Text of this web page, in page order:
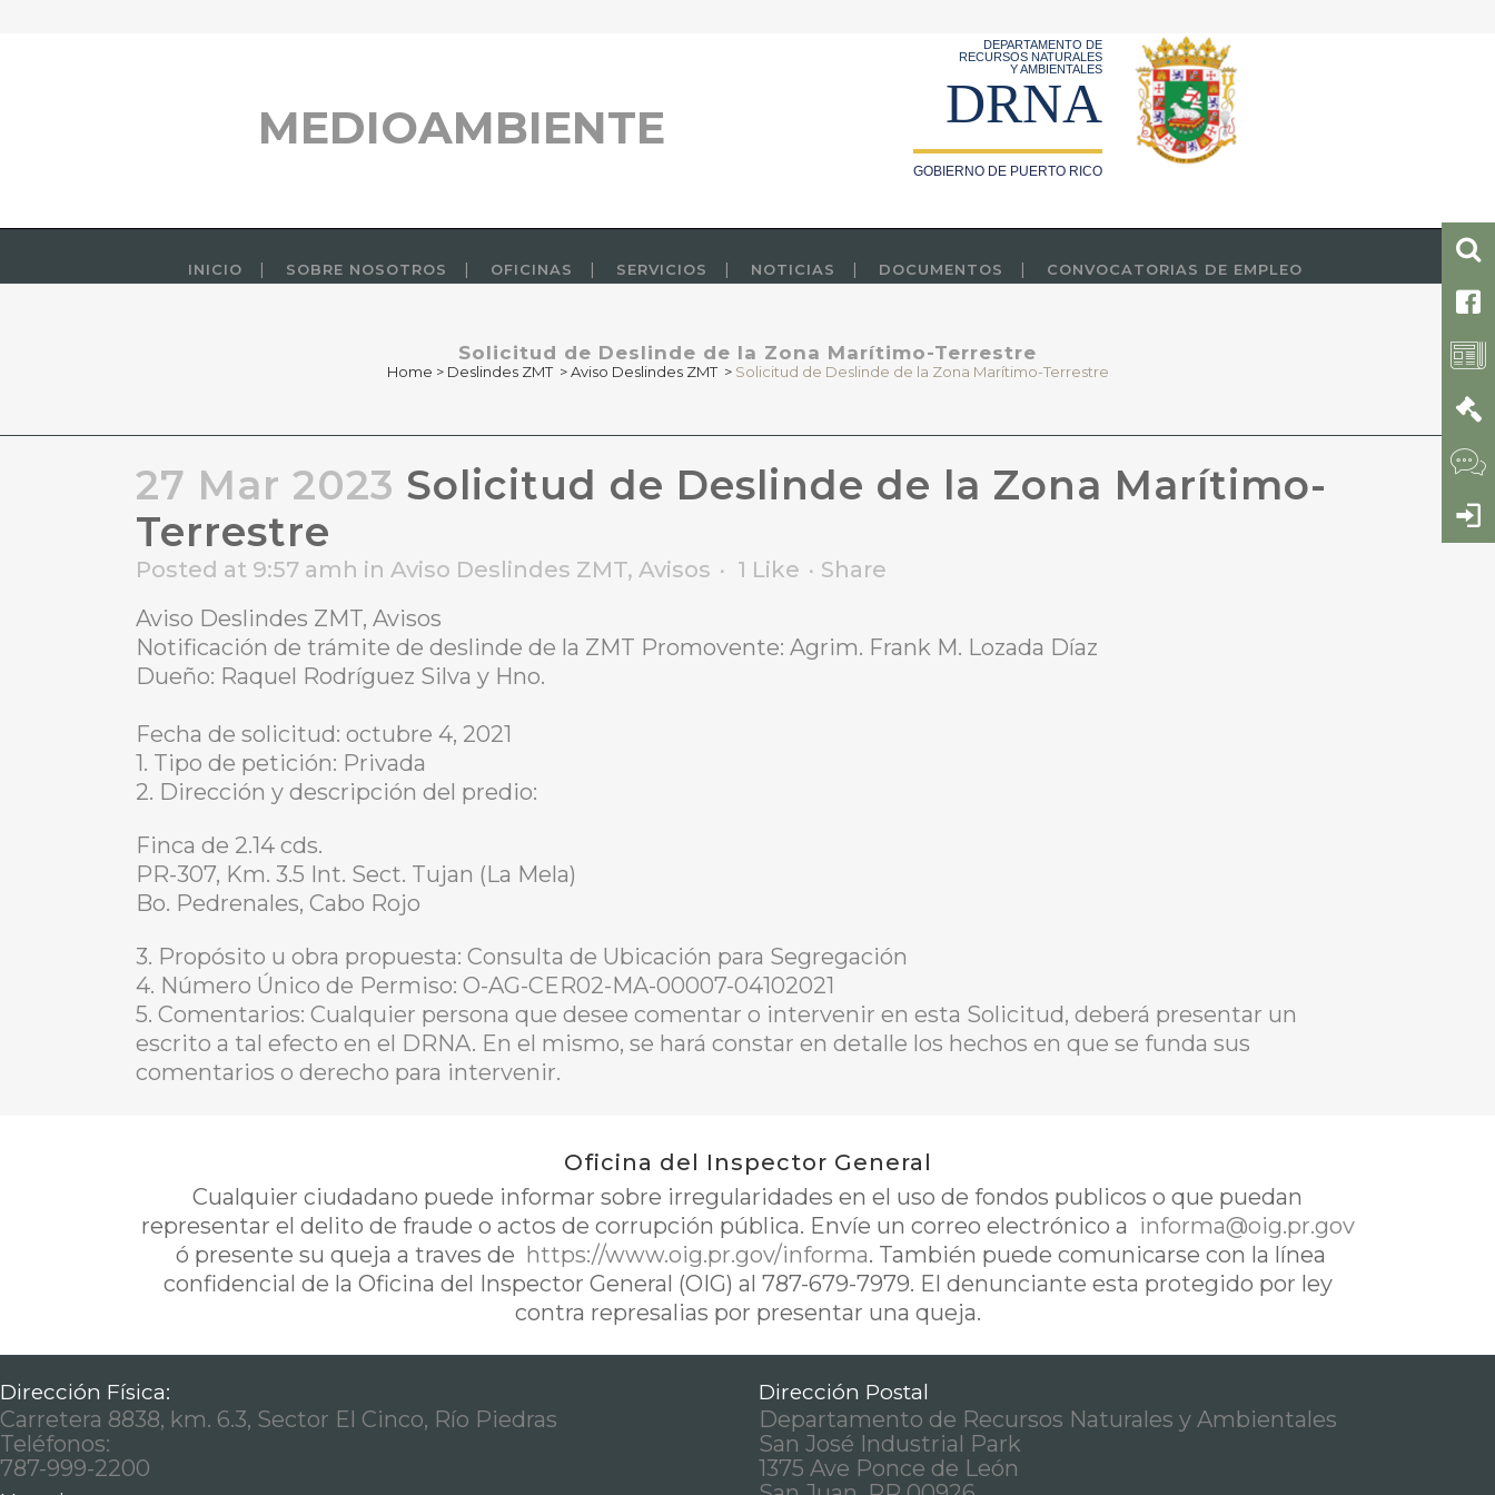
MEDIOAMBIENTE
DEPARTAMENTO DE
RECURSOS NATURALES
Y AMBIENTALES
DRNA
GOBIERNO DE PUERTO RICO
INICIO SOBRE NOSOTROS OFICINAS SERVICIOS NOTICIAS DOCUMENTOS CONVOCATORIAS DE EMPLEO
Solicitud de Deslinde de la Zona Marítimo-Terrestre
Home > Deslindes ZMT >Aviso Deslindes ZMT > Solicitud de Deslinde de la Zona Marítimo-Terrestre
27 Mar 2023 Solicitud de Deslinde de la Zona Marítimo-
Terrestre
Posted at 9:57 amh in Aviso Deslindes ZMT, Avisos 1 Like
Share
Aviso Deslindes ZMT, Avisos
Notificación de trámite de deslinde de la ZMT Promovente: Agrim. Frank M. Lozada Díaz
Dueño: Raquel Rodríguez Silva y Hno.
Fecha de solicitud: octubre 4, 2021
1. Tipo de petición: Privada
2. Dirección y descripción del predio:
Finca de 2.14 cds.
PR-307, Km. 3.5 Int. Sect. Tujan (La Mela)
Bo. Pedrenales, Cabo Rojo
3. Propósito u obra propuesta: Consulta de Ubicación para Segregación
4. Número Único de Permiso: O-AG-CER02-MA-00007-04102021
5. Comentarios: Cualquier persona que desee comentar o intervenir en esta Solicitud, deberá presentar un
escrito a tal efecto en el DRNA. En el mismo, se hará constar en detalle los hechos en que se funda sus
comentarios o derecho para intervenir.
Oficina del Inspector General
Cualquier ciudadano puede informar sobre irregularidades en el uso de fondos publicos o que puedan
representar el delito de fraude o actos de corrupción pública. Envíe un correo electrónico a informa@oig.pr.gov
ó presente su queja a traves de https://www.oig.pr.gov/informa. También puede comunicarse con la línea
confidencial de la Oficina del Inspector General (OIG) al 787-679-7979. El denunciante esta protegido por ley
contra represalias por presentar una queja.
Dirección Física:
Carretera 8838, km. 6.3, Sector El Cinco, Río Piedras
Teléfonos:
787-999-2200
Dirección Postal
Departamento de Recursos Naturales y Ambientales
San José Industrial Park
1375 Ave Ponce de León